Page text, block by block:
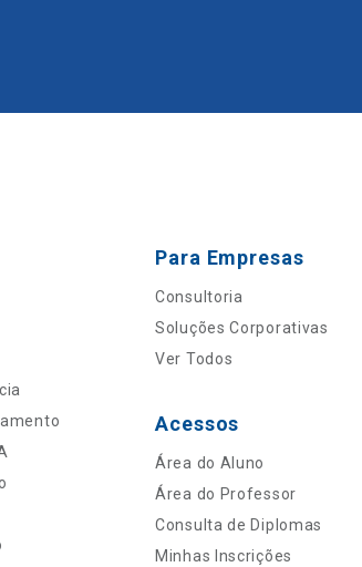
Para Empresas
Consultoria
Soluções Corporativas
Ver Todos
Acessos
Área do Aluno
Área do Professor
Consulta de Diplomas
Minhas Inscrições